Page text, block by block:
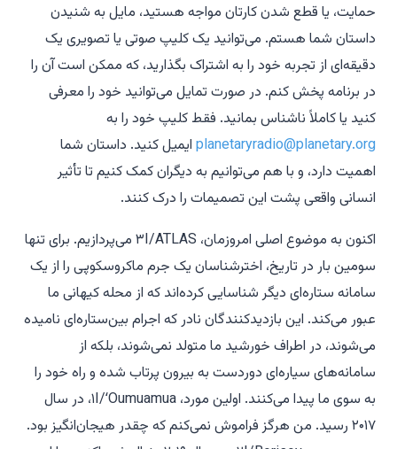
حمایت، یا قطع شدن کارتان مواجه هستید، مایل به شنیدن
داستان شما هستم. می‌توانید یک کلیپ صوتی یا تصویری یک
دقیقه‌ای از تجربه خود را به اشتراک بگذارید، که ممکن است آن را
در برنامه پخش کنم. در صورت تمایل می‌توانید خود را معرفی
کنید یا کاملاً ناشناس بمانید. فقط کلیپ خود را به
planetaryradio@planetary.org ایمیل کنید. داستان شما
اهمیت دارد، و با هم می‌توانیم به دیگران کمک کنیم تا تأثیر
انسانی واقعی پشت این تصمیمات را درک کنند.
اکنون به موضوع اصلی امروزمان، ۳I/ATLAS می‌پردازیم. برای تنها
سومین بار در تاریخ، اخترشناسان یک جرم ماکروسکوپی را از یک
سامانه ستاره‌ای دیگر شناسایی کرده‌اند که از محله کیهانی ما
عبور می‌کند. این بازدیدکنندگان نادر که اجرام بین‌ستاره‌ای نامیده
می‌شوند، در اطراف خورشید ما متولد نمی‌شوند، بلکه از
سامانه‌های سیاره‌ای دوردست به بیرون پرتاب شده و راه خود را
به سوی ما پیدا می‌کنند. اولین مورد، ۱I/ʻOumuamua، در سال
۲۰۱۷ رسید. من هرگز فراموش نمی‌کنم که چقدر هیجان‌انگیز بود.